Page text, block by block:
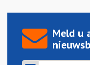
Meld u